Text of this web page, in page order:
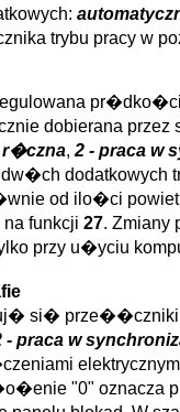
trybu pracy w
dobierana
r�czna, 2 - praca w
dodatkowych
od ilo�ci
funkcji 27. Zmiany
przy u�yciu
si�
- praca w
"0" oznacza